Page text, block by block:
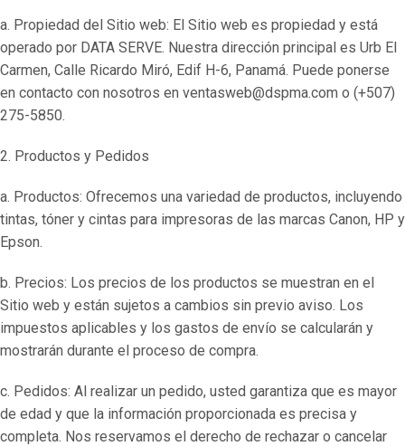
a. Propiedad del Sitio web: El Sitio web es propiedad y está
operado por DATA SERVE. Nuestra dirección principal es Urb El
Carmen, Calle Ricardo Miró, Edif H-6, Panamá. Puede ponerse
en contacto con nosotros en ventasweb@dspma.com o (+507)
275-5850.
2. Productos y Pedidos
a. Productos: Ofrecemos una variedad de productos, incluyendo
tintas, tóner y cintas para impresoras de las marcas Canon, HP y
Epson.
b. Precios: Los precios de los productos se muestran en el
Sitio web y están sujetos a cambios sin previo aviso. Los
impuestos aplicables y los gastos de envío se calcularán y
mostrarán durante el proceso de compra.
c. Pedidos: Al realizar un pedido, usted garantiza que es mayor
de edad y que la información proporcionada es precisa y
completa. Nos reservamos el derecho de rechazar o cancelar